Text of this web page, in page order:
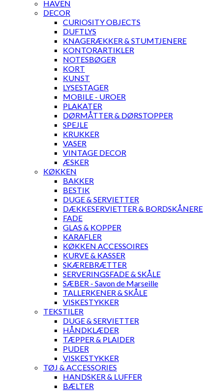
HAVEN
DECOR
CURIOSITY OBJECTS
DUFTLYS
KNAGERÆKKER & STUMTJENERE
KONTORARTIKLER
NOTESBØGER
KORT
KUNST
LYSESTAGER
MOBILE - UROER
PLAKATER
DØRMÅTTER & DØRSTOPPER
SPEJLE
KRUKKER
VASER
VINTAGE DECOR
ÆSKER
KØKKEN
BAKKER
BESTIK
DUGE & SERVIETTER
DÆKKESERVIETTER & BORDSKÅNERE
FADE
GLAS & KOPPER
KARAFLER
KØKKEN ACCESSOIRES
KURVE & KASSER
SKÆREBRÆTTER
SERVERINGSFADE & SKÅLE
SÆBER - Savon de Marseille
TALLERKENER & SKÅLE
VISKESTYKKER
TEKSTILER
DUGE & SERVIETTER
HÅNDKLÆDER
TÆPPER & PLAIDER
PUDER
VISKESTYKKER
TØJ & ACCESSORIES
HANDSKER & LUFFER
BÆLTER